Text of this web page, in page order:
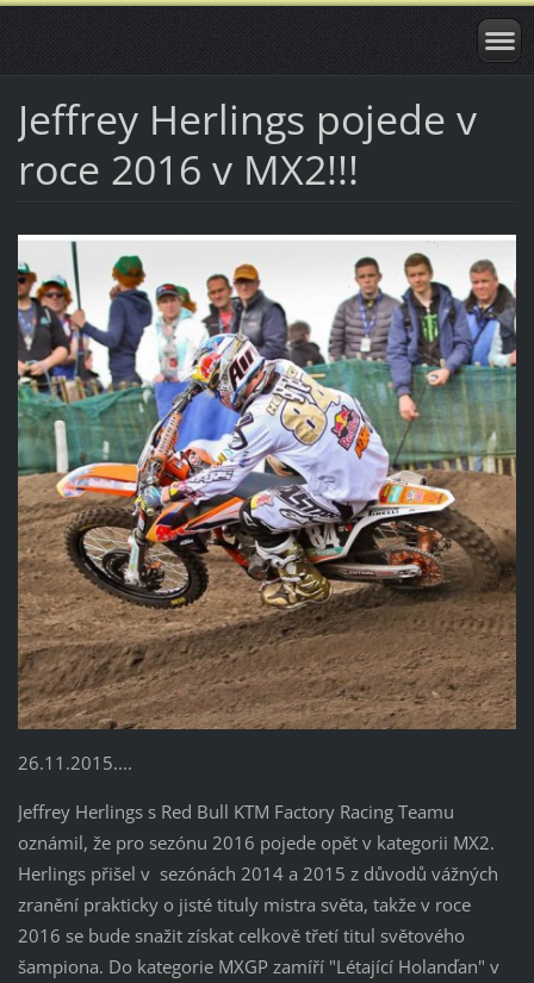
Jeffrey Herlings pojede v
roce 2016 v MX2!!!
26.11.2015....
Jeffrey Herlings s Red Bull KTM Factory Racing Teamu
oznámil, že pro sezónu 2016 pojede opět v kategorii MX2.
Herlings přišel v sezónách 2014 a 2015 z důvodů vážných
zranění prakticky o jisté tituly mistra světa, takže v roce
2016 se bude snažit získat celkově třetí titul světového
šampiona. Do kategorie MXGP zamíří "Létající Holanďan" v